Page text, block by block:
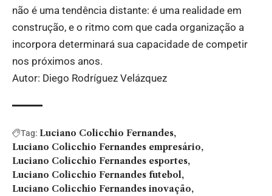
não é uma tendência distante: é uma realidade em
construção, e o ritmo com que cada organização a
incorpora determinará sua capacidade de competir
nos próximos anos.
Autor: Diego Rodríguez Velázquez
Tag: Luciano Colicchio Fernandes
Luciano Colicchio Fernandes empresário
Luciano Colicchio Fernandes esportes
Luciano Colicchio Fernandes futebol
Luciano Colicchio Fernandes inovação